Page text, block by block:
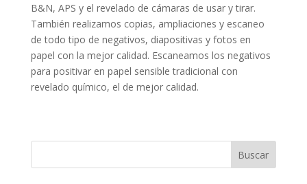
B&N, APS y el revelado de cámaras de usar y tirar.
También realizamos copias, ampliaciones y escaneo
de todo tipo de negativos, diapositivas y fotos en
papel con la mejor calidad. Escaneamos los negativos
para positivar en papel sensible tradicional con
revelado químico, el de mejor calidad.
Buscar